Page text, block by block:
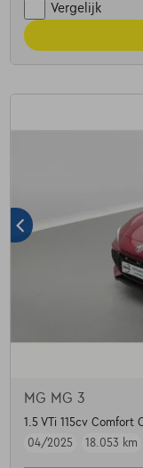
Vergelijk
MG MG 3
1.5 VTi 115cv Comfort
04/2025
18.053 km